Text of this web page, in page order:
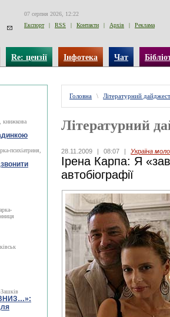
07 серпня 2026, 12:22
Експорт
| RSS | Контакти | Архів | Реклама
Re: цензії Інфотека Чат
книжкова
психіатриня,
Головна \ Літературний дайджест
Літературний
28.11.2009 | 08:07 | Україна
Ірена Карпа: Я
автобіографії